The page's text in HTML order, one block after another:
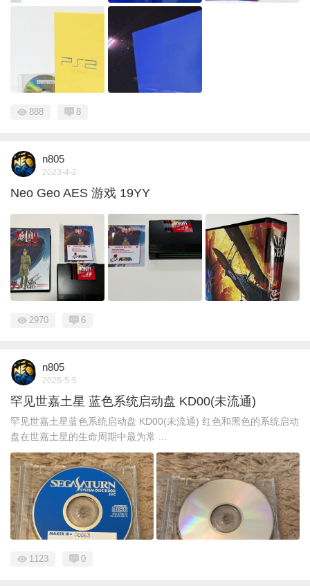
888 8
n805
2023-4-2
Neo Geo AES 游戏 19YY
2970 6
n805
2025-5-5
罕见世嘉土星 蓝色系统启动盘 KD00(未流通)
罕见世嘉土星蓝色系统启动盘 KD00(未流通) 红色和黑色的系统启动
盘在世嘉土星的生命周期中最为常 ...
1123 0